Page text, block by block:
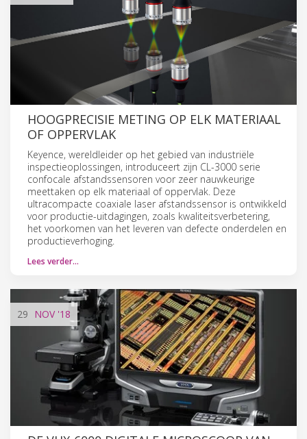
HOOGPRECISIE METING OP ELK MATERIAAL
OF OPPERVLAK
Keyence, wereldleider op het gebied van industriële
inspectieoplossingen, introduceert zijn CL-3000 serie
confocale afstandssensoren voor zeer nauwkeurige
meettaken op elk materiaal of oppervlak. Deze
ultracompacte coaxiale laser afstandssensor is ontwikkeld
voor productie-uitdagingen, zoals kwaliteitsverbetering,
het voorkomen van het leveren van defecte onderdelen en
productieverhoging.
Lees verder…
29 NOV'18